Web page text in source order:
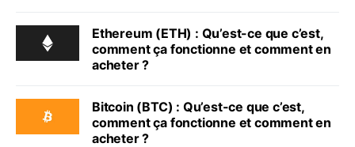
Ethereum (ETH) : Qu’est-ce que c’est,
comment ça fonctionne et comment en
acheter ?
Bitcoin (BTC) : Qu’est-ce que c’est,
comment ça fonctionne et comment en
acheter ?